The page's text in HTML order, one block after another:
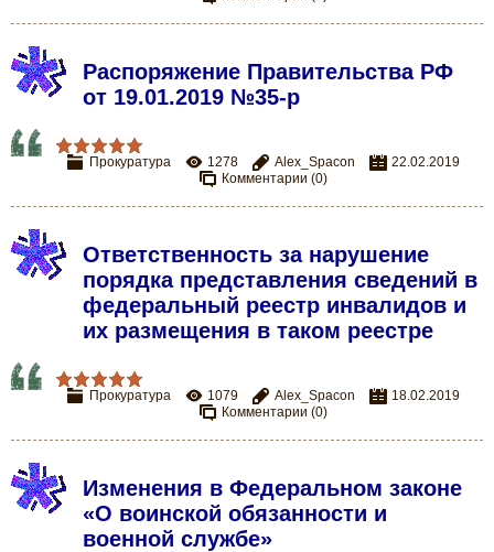
Распоряжение Правительства РФ
от 19.01.2019 №35-р
Прокуратура 1278 Alex_Spacon
22.02.2019
Комментарии (0)
Ответственность за нарушение
порядка представления сведений в
федеральный реестр инвалидов и
их размещения в таком реестре
Прокуратура 1079 Alex_Spacon
18.02.2019
Комментарии (0)
Изменения в Федеральном законе
«О воинской обязанности и
военной службе»